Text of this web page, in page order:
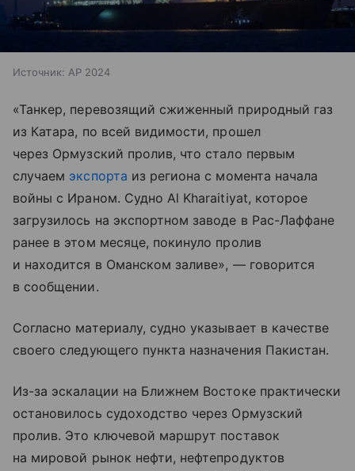
Источник: AP 2024
«Танкер, перевозящий сжиженный природный газ
из Катара, по всей видимости, прошел
через Ормузский пролив, что стало первым
случаем экспорта из региона с момента начала
войны с Ираном. Судно Al Kharaitiyat, которое
загрузилось на экспортном заводе в Рас-Лаффане
ранее в этом месяце, покинуло пролив
и находится в Оманском заливе», — говорится
в сообщении.
Согласно материалу, судно указывает в качестве
своего следующего пункта назначения Пакистан.
Из-за эскалации на Ближнем Востоке практически
остановилось судоходство через Ормузский
пролив. Это ключевой маршрут поставок
на мировой рынок нефти, нефтепродуктов